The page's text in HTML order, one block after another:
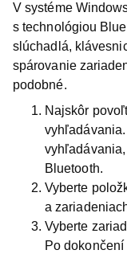
V systéme
s technológiou
slúchadlá,
spárovanie
podobné.
Najskôr
Bluetooth.
Vyberte
a
Vyberte
Po